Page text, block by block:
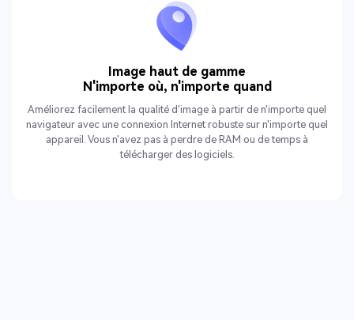
Image haut de gamme
N'importe où, n'importe quand
Améliorez facilement la qualité d'image à partir de n'importe quel
navigateur avec une connexion Internet robuste sur n'importe quel
appareil. Vous n'avez pas à perdre de RAM ou de temps à
télécharger des logiciels.